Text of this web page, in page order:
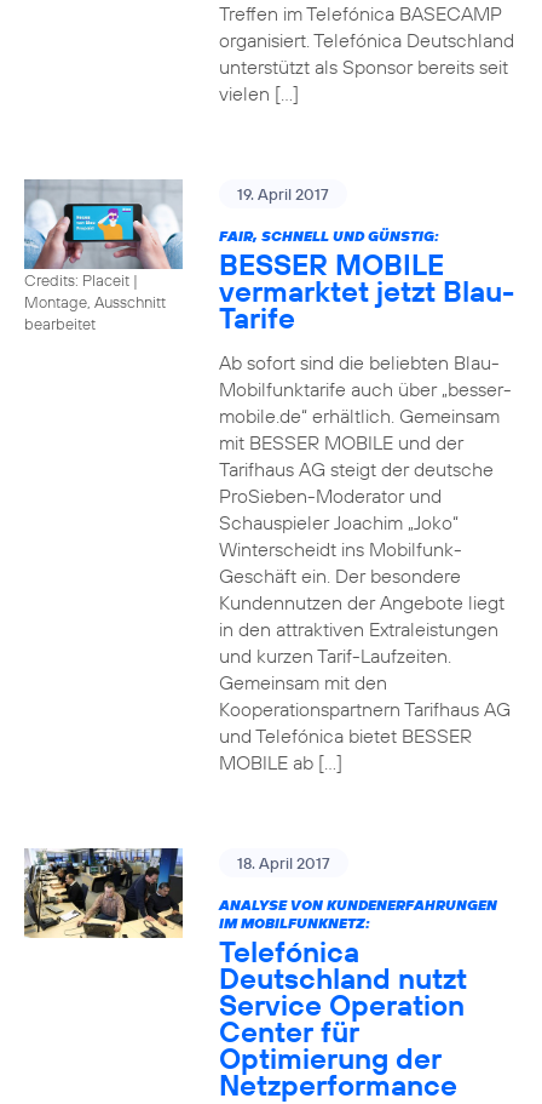
Treffen im Telefónica BASECAMP
organisiert. Telefónica Deutschland
unterstützt als Sponsor bereits seit
vielen […]
Credits: Placeit |
Montage, Ausschnitt
bearbeitet
19. April 2017
FAIR, SCHNELL UND GÜNSTIG:
BESSER MOBILE
vermarktet jetzt Blau-
Tarife
Ab sofort sind die beliebten Blau-
Mobilfunktarife auch über „besser-
mobile.de“ erhältlich. Gemeinsam
mit BESSER MOBILE und der
Tarifhaus AG steigt der deutsche
ProSieben-Moderator und
Schauspieler Joachim „Joko“
Winterscheidt ins Mobilfunk-
Geschäft ein. Der besondere
Kundennutzen der Angebote liegt
in den attraktiven Extraleistungen
und kurzen Tarif-Laufzeiten.
Gemeinsam mit den
Kooperationspartnern Tarifhaus AG
und Telefónica bietet BESSER
MOBILE ab […]
18. April 2017
ANALYSE VON KUNDENERFAHRUNGEN
IM MOBILFUNKNETZ:
Telefónica
Deutschland nutzt
Service Operation
Center für
Optimierung der
Netzperformance